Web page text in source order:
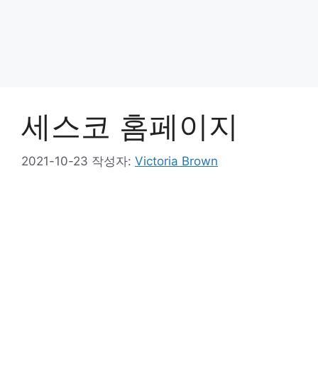
세스코 홈페이지
2021-10-23 작성자: Victoria Brown